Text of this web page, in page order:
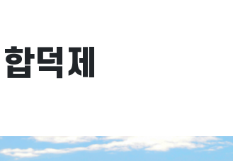
합덕제